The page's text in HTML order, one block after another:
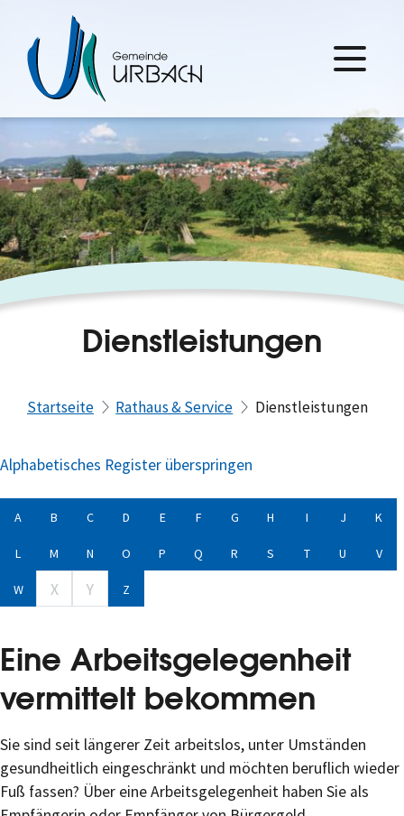
Dienstleistungen
Startseite Rathaus & Service Dienstleistungen
Alphabetisches Register überspringen
A B C D E F G H I J K
L M N O P Q R S T U V
W X Y Z
Eine Arbeitsgelegenheit
vermittelt bekommen
Sie sind seit längerer Zeit arbeitslos, unter Umständen
gesundheitlich eingeschränkt und möchten beruflich wieder
Fuß fassen? Über eine Arbeitsgelegenheit haben Sie als